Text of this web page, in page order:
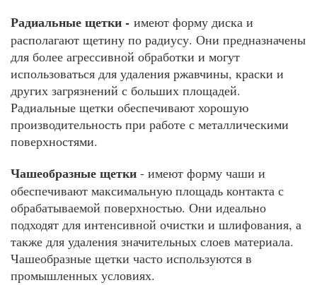
Радиальные щетки - имеют форму диска и
располагают щетину по радиусу. Они предназначены
для более агрессивной обработки и могут
использоваться для удаления ржавчины, краски и
других загрязнений с больших площадей.
Радиальные щетки обеспечивают хорошую
производительность при работе с металлическими
поверхностями.
Чашеобразные щетки - имеют форму чаши и
обеспечивают максимальную площадь контакта с
обрабатываемой поверхностью. Они идеально
подходят для интенсивной очистки и шлифования, а
также для удаления значительных слоев материала.
Чашеобразные щетки часто используются в
промышленных условиях.